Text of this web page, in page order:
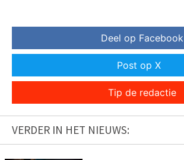
Deel op Facebook
Post op X
Tip de redactie
VERDER IN HET NIEUWS: